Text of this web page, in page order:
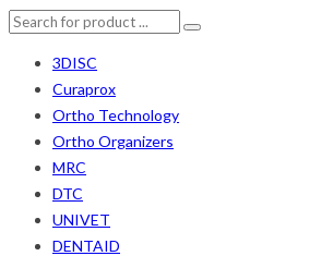
3DISC
Curaprox
Ortho Technology
Ortho Organizers
MRC
DTC
UNIVET
DENTAID